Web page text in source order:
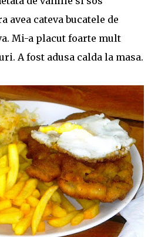
avea cateva bucatele de
Mi-a placut foarte mult
A fost adusa calda la masa.